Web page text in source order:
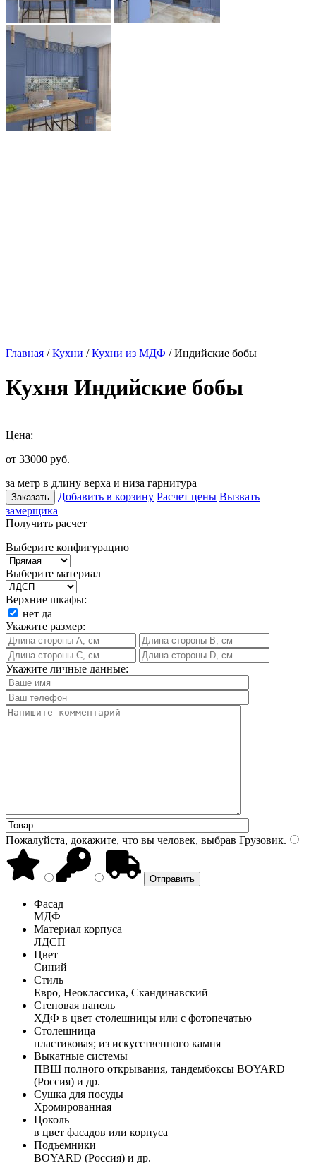
Главная /Кухни /Кухни из МДФ / Индийские бобы
Кухня Индийские бобы
Цена:
от 33000 руб.
за метр в длину верха и низа гарнитура
Заказать Добавить в корзину Расчет цены Вызвать
замерщика
Получить расчет
Выберите конфигурацию
Выберите материал
Верхние шкафы:
нет да
Укажите размер:
Укажите личные данные:
Пожалуйста, докажите, что вы человек, выбрав Грузовик.
Фасад
МДФ
Материал корпуса
ЛДСП
Цвет
Синий
Стиль
Евро, Неоклассика, Скандинавский
Стеновая панель
ХДФ в цвет столешницы или с фотопечатью
Столешница
пластиковая; из искусственного камня
Выкатные системы
ПВШ полного открывания, тандембоксы BOYARD
(Россия) и др.
Сушка для посуды
Хромированная
Цоколь
в цвет фасадов или корпуса
Подъемники
BOYARD (Россия) и др.